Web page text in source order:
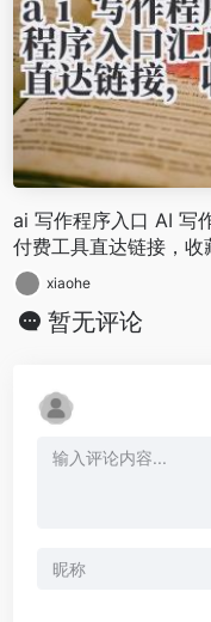
ai 写作程序入口 AI 写
付费工具直达链接，收
xiaohe
暂无评论